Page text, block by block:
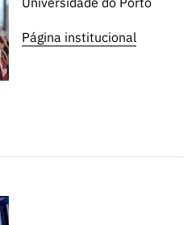
Página institucional